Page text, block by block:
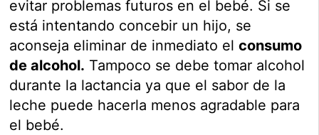
evitar problemas futuros en el bebé. Si se
está intentando concebir un hijo, se
aconseja eliminar de inmediato elconsumo
de alcohol. Tampoco se debe tomar alcohol
durante la lactancia ya que el sabor de la
leche puede hacerla menos agradable para
el bebé.